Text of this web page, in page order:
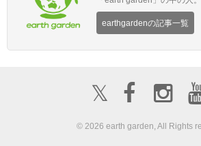
earthgardenの記事一覧
𝕏
© 2026 earth garden, All Rights